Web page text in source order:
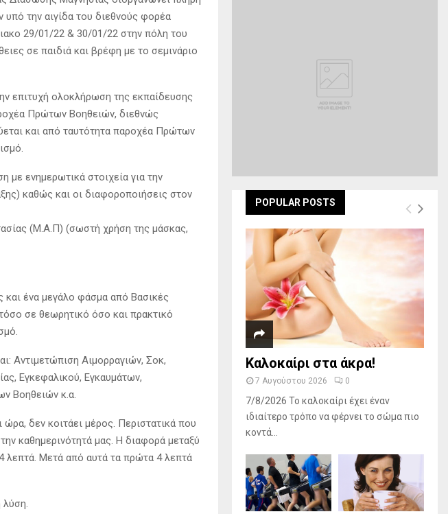
την αιγίδα του διεθνούς φορέα
29/01/22 & 30/01/22 στην πόλη του
σε παιδιά και βρέφη με το σεμινάριο
επιτυχή ολοκλήρωση της εκπαίδευσης
Πρώτων Βοηθειών, διεθνώς
και από ταυτότητα παροχέα Πρώτων
με ενημερωτικά στοιχεία για την
καθώς και οι διαφοροποιήσεις στον
(Μ.Α.Π) (σωστή χρήση της μάσκας,
ένα μεγάλο φάσμα από Βασικές
σε θεωρητικό όσο και πρακτικό
Αντιμετώπιση Αιμορραγιών, Σοκ,
Εγκεφαλικού, Εγκαυμάτων,
Βοηθειών κ.α.
ώρα, δεν κοιτάει μέρος. Περιστατικά που
καθημερινότητά μας. Η διαφορά μεταξύ
λεπτά. Μετά από αυτά τα πρώτα 4 λεπτά
λύση.
POPULAR POSTS
Καλοκαίρι στα άκρα!
7 Αυγούστου 2026 0
7/8/2026 Το καλοκαίρι έχει έναν
ιδιαίτερο τρόπο να φέρνει το σώμα πιο
κοντά...